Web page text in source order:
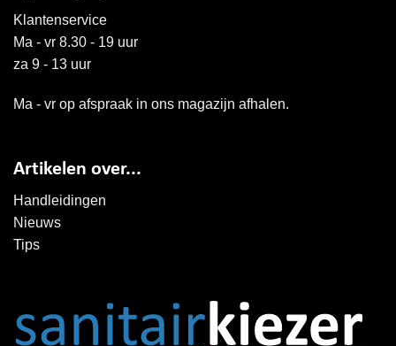
Klantenservice
Ma - vr 8.30 - 19 uur
za 9 - 13 uur
Ma - vr op afspraak in ons magazijn afhalen.
Artikelen over...
Handleidingen
Nieuws
Tips